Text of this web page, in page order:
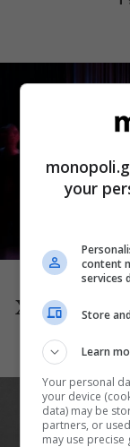
Χαράλαμπου
your
content
services
Store
Learn
Your personal
your device
data) may be
partners, or
may use